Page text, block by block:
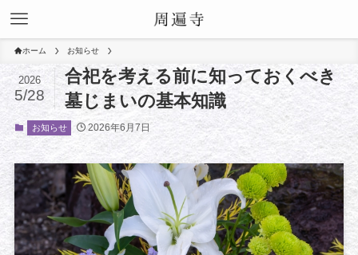
ホーム お知らせ
合祀を考える前に知っておくべき
墓じまいの基本知識
2026
5/28
お知らせ 2026年6月7日